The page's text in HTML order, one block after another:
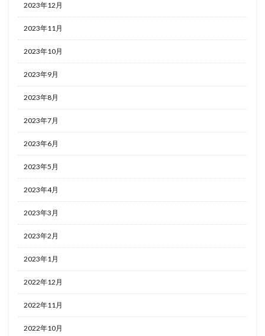
2023年12月
2023年11月
2023年10月
2023年9月
2023年8月
2023年7月
2023年6月
2023年5月
2023年4月
2023年3月
2023年2月
2023年1月
2022年12月
2022年11月
2022年10月